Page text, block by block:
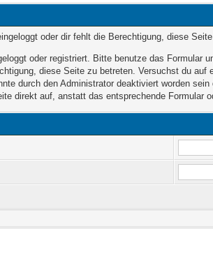
oder dir fehlt die Berechtigung, diese
oder registriert. Bitte benutze das Formular
diese Seite zu betreten. Versuchst du
durch den Administrator deaktiviert worden
direkt auf, anstatt das entsprechende Formular